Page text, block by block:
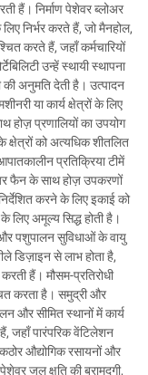
हैं। निर्माण पेशेवर ब्लोअर
निर्भर करते हैं, जो मैनहोल,
करते हैं, जहाँ कर्मचारियों
उन्हें स्थायी स्थापना
की अनुमति देती है। उत्पादन
या कार्य क्षेत्रों के लिए
होज़ प्रणालियों का उपयोग
को अत्यधिक शीतलित
प्रतिक्रिया टीमें
फैन के साथ होज़ उपकरणों
करने के लिए इकाई को
लिए अमूल्य सिद्ध होती है।
पशुपालन सुविधाओं के वायु
डिज़ाइन से लाभ होता है,
हैं। मौसम-प्रतिरोधी
करता है। समुद्री और
और सीमित स्थानों में कार्य
जहाँ पारंपरिक वेंटिलेशन
कठोर औद्योगिक रसायनों और
जल क्षति की बरामदगी,